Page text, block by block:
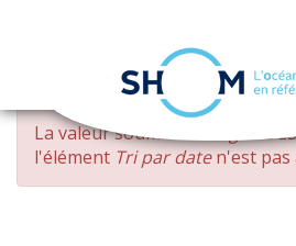
Aller
contenu
principal
MESSAGE
D'ERREUR
La valeur soumise changed
l'élément Tri par daten'est pas